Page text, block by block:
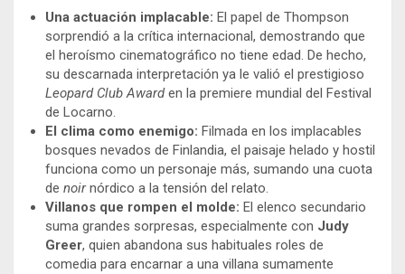
Una actuación implacable: El papel de Thompson
sorprendió a la crítica internacional, demostrando que
el heroísmo cinematográfico no tiene edad. De hecho,
su descarnada interpretación ya le valió el prestigioso
Leopard Club Awarden la premiere mundial del Festival
de Locarno.
El clima como enemigo: Filmada en los implacables
bosques nevados de Finlandia, el paisaje helado y hostil
funciona como un personaje más, sumando una cuota
de noirnórdico a la tensión del relato.
Villanos que rompen el molde: El elenco secundario
suma grandes sorpresas, especialmente con Judy
Greer, quien abandona sus habituales roles de
comedia para encarnar a una villana sumamente